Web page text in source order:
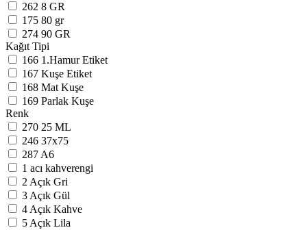
262 8 GR
175 80 gr
274 90 GR
Kağıt Tipi
166 1.Hamur Etiket
167 Kuşe Etiket
168 Mat Kuşe
169 Parlak Kuşe
Renk
270 25 ML
246 37x75
287 A6
1 acı kahverengi
2 Açık Gri
3 Açık Gül
4 Açık Kahve
5 Açık Lila